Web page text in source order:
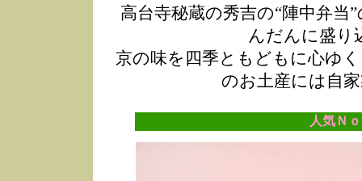
高台寺秘蔵の秀吉の“陣中弁
んだんに盛り
京の味を四季ともどもに心ゆ
のお土産には自
人気Ｎ